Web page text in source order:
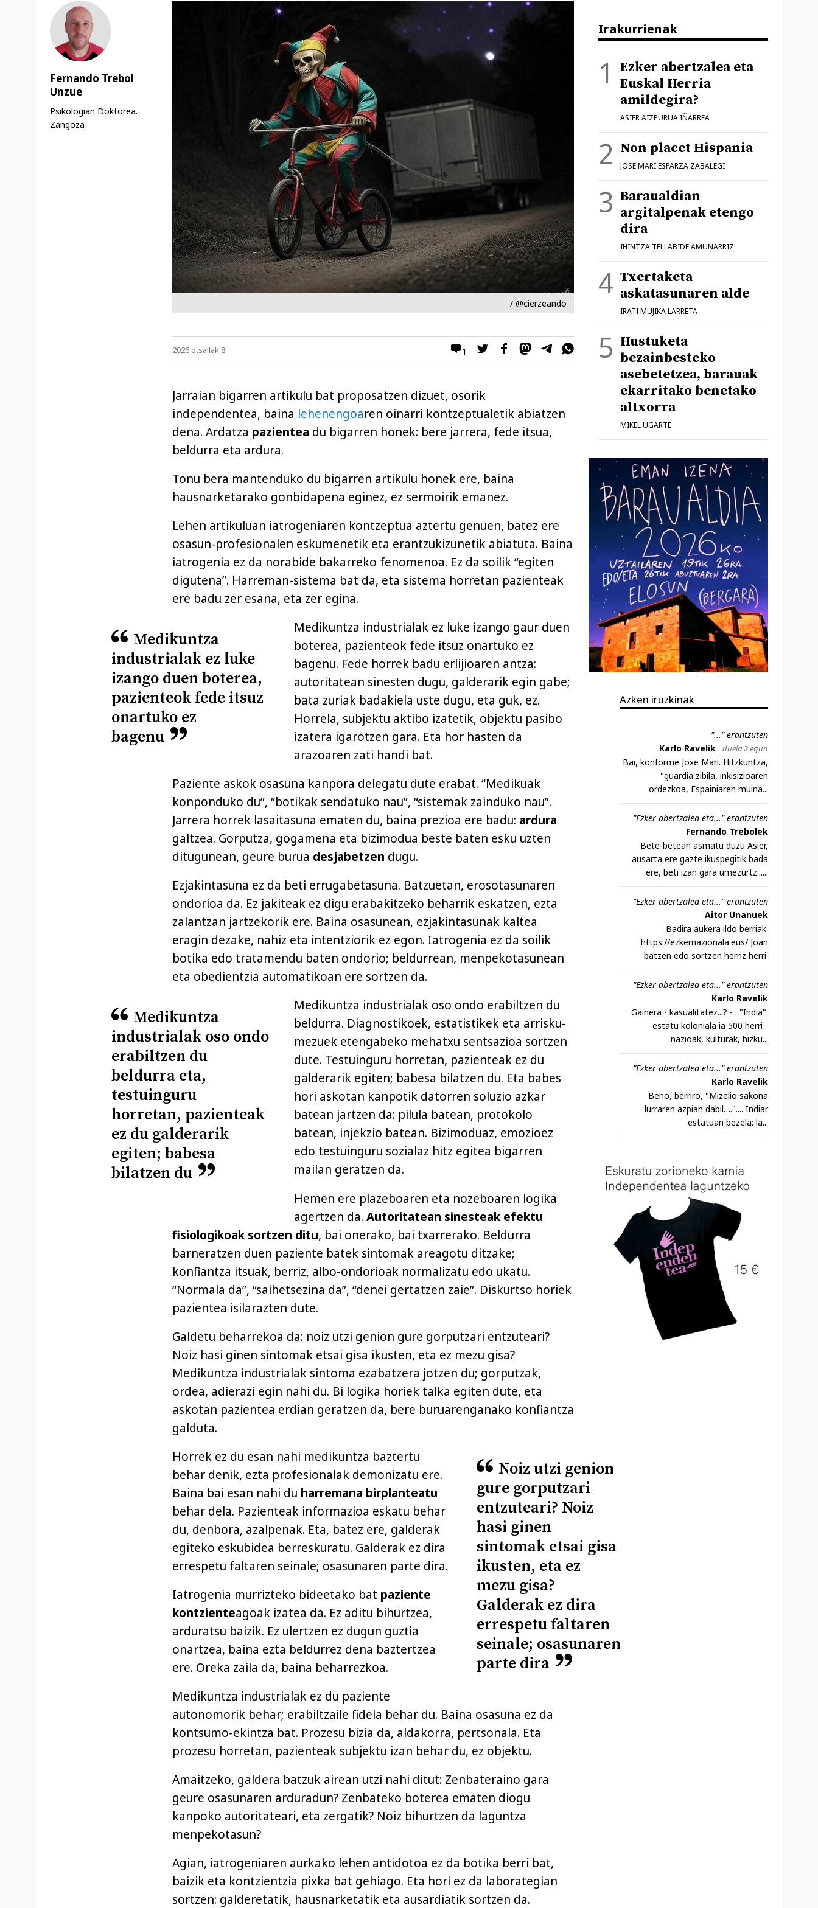
/ @cierzeando
1
2026 otsailak 8
Jarraian bigarren artikulu bat proposatzen dizuet, osorik
independentea, baina lehenengoaren oinarri kontzeptualetik abiatzen
dena. Ardatza pazientea du bigarren honek: bere jarrera, fede itsua,
beldurra eta ardura.
Tonu bera mantenduko du bigarren artikulu honek ere, baina
hausnarketarako gonbidapena eginez, ez sermoirik emanez.
Lehen artikuluan iatrogeniaren kontzeptua aztertu genuen, batez ere
osasun-profesionalen eskumenetik eta erantzukizunetik abiatuta. Baina
iatrogenia ez da norabide bakarreko fenomenoa. Ez da soilik “egiten
digutena”. Harreman-sistema bat da, eta sistema horretan pazienteak
ere badu zer esana, eta zer egina.
Medikuntza
industrialak ez luke
izango duen boterea,
pazienteok fede itsuz
onartuko ez
bagenu
Medikuntza industrialak ez luke izango gaur duen
boterea, pazienteok fede itsuz onartuko ez
bagenu. Fede horrek badu erlijioaren antza:
autoritatean sinesten dugu, galderarik egin gabe;
bata zuriak badakiela uste dugu, eta guk, ez.
Horrela, subjektu aktibo izatetik, objektu pasibo
izatera igarotzen gara. Eta hor hasten da
arazoaren zati handi bat.
Paziente askok osasuna kanpora delegatu dute erabat. “Medikuak
konponduko du”, “botikak sendatuko nau”, “sistemak zainduko nau”.
Jarrera horrek lasaitasuna ematen du, baina prezioa ere badu: ardura
galtzea. Gorputza, gogamena eta bizimodua beste baten esku uzten
ditugunean, geure burua desjabetzen dugu.
Ezjakintasuna ez da beti errugabetasuna. Batzuetan, erosotasunaren
ondorioa da. Ez jakiteak ez digu erabakitzeko beharrik eskatzen, ezta
zalantzan jartzekorik ere. Baina osasunean, ezjakintasunak kaltea
eragin dezake, nahiz eta intentziorik ez egon. Iatrogenia ez da soilik
botika edo tratamendu baten ondorio; beldurrean, menpekotasunean
eta obedientzia automatikoan ere sortzen da.
Medikuntza
industrialak oso ondo
erabiltzen du
beldurra eta,
testuinguru
horretan, pazienteak
ez du galderarik
egiten; babesa
bilatzen du
Medikuntza industrialak oso ondo erabiltzen du
beldurra. Diagnostikoek, estatistikek eta arrisku-
mezuek etengabeko mehatxu sentsazioa sortzen
dute. Testuinguru horretan, pazienteak ez du
galderarik egiten; babesa bilatzen du. Eta babes
hori askotan kanpotik datorren soluzio azkar
batean jartzen da: pilula batean, protokolo
batean, injekzio batean. Bizimoduaz, emozioez
edo testuinguru sozialaz hitz egitea bigarren
mailan geratzen da.
Hemen ere plazeboaren eta nozeboaren logika
agertzen da. Autoritatean sinesteak efektu
fisiologikoak sortzen ditu, bai onerako, bai txarrerako. Beldurra
barneratzen duen paziente batek sintomak areagotu ditzake;
konfiantza itsuak, berriz, albo-ondorioak normalizatu edo ukatu.
“Normala da”, “saihetsezina da”, “denei gertatzen zaie”. Diskurtso horiek
pazientea isilarazten dute.
Galdetu beharrekoa da: noiz utzi genion gure gorputzari entzuteari?
Noiz hasi ginen sintomak etsai gisa ikusten, eta ez mezu gisa?
Medikuntza industrialak sintoma ezabatzera jotzen du; gorputzak,
ordea, adierazi egin nahi du. Bi logika horiek talka egiten dute, eta
askotan pazientea erdian geratzen da, bere buruarenganako konfiantza
galduta.
Noiz utzi genion
gure gorputzari
entzuteari? Noiz
hasi ginen
sintomak etsai gisa
ikusten, eta ez
mezu gisa?
Galderak ez dira
errespetu faltaren
seinale; osasunaren
parte dira
Horrek ez du esan nahi medikuntza baztertu
behar denik, ezta profesionalak demonizatu ere.
Baina bai esan nahi du harremana birplanteatu
behar dela. Pazienteak informazioa eskatu behar
du, denbora, azalpenak. Eta, batez ere, galderak
egiteko eskubidea berreskuratu. Galderak ez dira
errespetu faltaren seinale; osasunaren parte dira.
Iatrogenia murrizteko bideetako bat paziente
kontzienteagoak izatea da. Ez aditu bihurtzea,
arduratsu baizik. Ez ulertzen ez dugun guztia
onartzea, baina ezta beldurrez dena baztertzea
ere. Oreka zaila da, baina beharrezkoa.
Medikuntza industrialak ez du paziente
autonomorik behar; erabiltzaile fidela behar du. Baina osasuna ez da
kontsumo-ekintza bat. Prozesu bizia da, aldakorra, pertsonala. Eta
prozesu horretan, pazienteak subjektu izan behar du, ez objektu.
Amaitzeko, galdera batzuk airean utzi nahi ditut: Zenbateraino gara
geure osasunaren arduradun? Zenbateko boterea ematen diogu
kanpoko autoritateari, eta zergatik? Noiz bihurtzen da laguntza
menpekotasun?
Agian, iatrogeniaren aurkako lehen antidotoa ez da botika berri bat,
baizik eta kontzientzia pixka bat gehiago. Eta hori ez da laborategian
sortzen: galderetatik, hausnarketatik eta ausardiatik sortzen da.
Fernando Trebol
Unzue
Psikologian Doktorea.
Zangoza
Irakurrienak
Ezker abertzalea eta
Euskal Herria
amildegira?
ASIER AIZPURUA IÑARREA
Non placet Hispania
JOSE MARI ESPARZA ZABALEGI
Baraualdian
argitalpenak etengo
dira
IHINTZA TELLABIDE AMUNARRIZ
Txertaketa
askatasunaren alde
IRATI MUJIKA LARRETA
Hustuketa
bezainbesteko
asebetetzea, barauak
ekarritako benetako
altxorra
MIKEL UGARTE
Azken iruzkinak
"..." erantzuten
Karlo Ravelik
duela 2 egun
Bai, konforme Joxe Mari. Hitzkuntza,
"guardia zibila, inkisizioaren
ordezkoa, Espainiaren muina...
"Ezker abertzalea eta..." erantzuten
Fernando Trebolek
Bete-betean asmatu duzu Asier,
ausarta ere gazte ikuspegitik bada
ere, beti izan gara umezurtz......
"Ezker abertzalea eta..." erantzuten
Aitor Unanuek
Badira aukera ildo berriak.
https://ezkernazionala.eus/ Joan
batzen edo sortzen herriz herri.
"Ezker abertzalea eta..." erantzuten
Karlo Ravelik
Gainera - kasualitatez...? - : "India":
estatu koloniala ia 500 herri -
nazioak, kulturak, hizku...
"Ezker abertzalea eta..." erantzuten
Karlo Ravelik
Beno, berriro, "Mizelio sakona
lurraren azpian dabil….".... Indiar
estatuan bezela: la...